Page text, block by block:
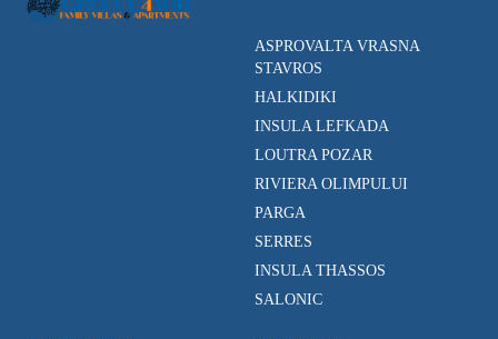
ASPROVALTA VRASNA
STAVROS
HALKIDIKI
INSULA LEFKADA
LOUTRA POZAR
RIVIERA OLIMPULUI
PARGA
SERRES
INSULA THASSOS
SALONIC